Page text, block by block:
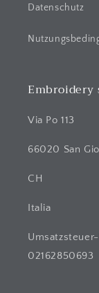
Datenschutz
Embroidery
Via Po 113
66020 San
CH
Italia
02162850693